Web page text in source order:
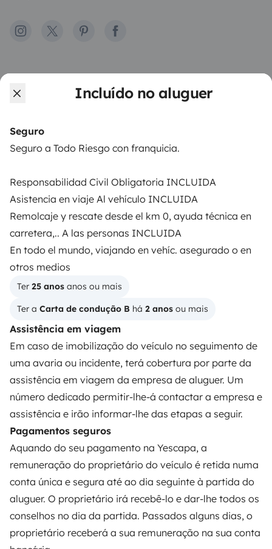
Incluído no aluguer
Seguro
Seguro a Todo Riesgo con franquicia.
Responsabilidad Civil Obligatoria INCLUIDA
Asistencia en viaje Al vehículo INCLUIDA
Remolcaje y rescate desde el km 0, ayuda técnica en
carretera,.. A las personas INCLUIDA
En todo el mundo, viajando en vehíc. asegurado o en
otros medios
Ter 25 anos anos ou mais
Ter a Carta de condução B há 2 anos ou mais
Assistência em viagem
Em caso de imobilização do veículo no seguimento de
uma avaria ou incidente, terá cobertura por parte da
assistência em viagem da empresa de aluguer. Um
número dedicado permitir-lhe-á contactar a empresa e
assistência e irão informar-lhe das etapas a seguir.
Pagamentos seguros
Aquando do seu pagamento na Yescapa, a
remuneração do proprietário do veículo é retida numa
conta única e segura até ao dia seguinte à partida do
aluguer. O proprietário irá recebê-lo e dar-lhe todos os
conselhos no dia da partida. Passados alguns dias, o
proprietário receberá a sua remuneração na sua conta
Instagram
X PinterestFacebook
ALUGUER DE AUTOCARAVANAS
Alugar uma autocaravana
Primeiros passos de autocaravana
Os comentários dos nossos utilizadores
Ajuda locatário
PROPRIETÁRIOS
Contrato de aluguer
Seguro de aluguer
Assistências de aluguer
Ajuda proprietário
Modos de pagamento seguros
Pagamento em prestações
Descarregar na
Apple Store
Disponível na
Google Play